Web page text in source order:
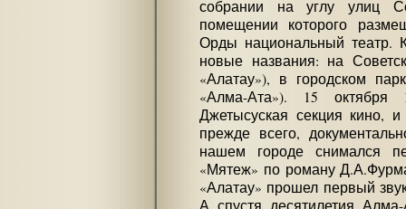
собрании на углу улиц
помещении которого
Орды национальный театр.
новые названия: на
«Алатау»), в городском
«Алма-Ата»). 15 октября
Джетысуская секция кино,
прежде всего,
нашем городе снимался
«Мятеж» по роману
«Алатау» прошел первый
А спустя десятилетия